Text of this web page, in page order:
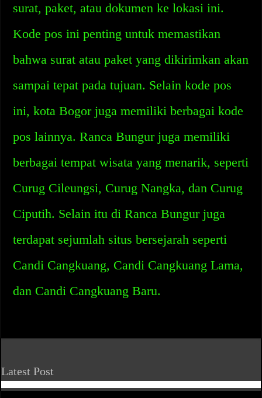
surat, paket, atau dokumen ke lokasi ini.
Kode pos ini penting untuk memastikan
bahwa surat atau paket yang dikirimkan akan
sampai tepat pada tujuan. Selain kode pos
ini, kota Bogor juga memiliki berbagai kode
pos lainnya. Ranca Bungur juga memiliki
berbagai tempat wisata yang menarik, seperti
Curug Cileungsi, Curug Nangka, dan Curug
Ciputih. Selain itu di Ranca Bungur juga
terdapat sejumlah situs bersejarah seperti
Candi Cangkuang, Candi Cangkuang Lama,
dan Candi Cangkuang Baru.
Latest Post